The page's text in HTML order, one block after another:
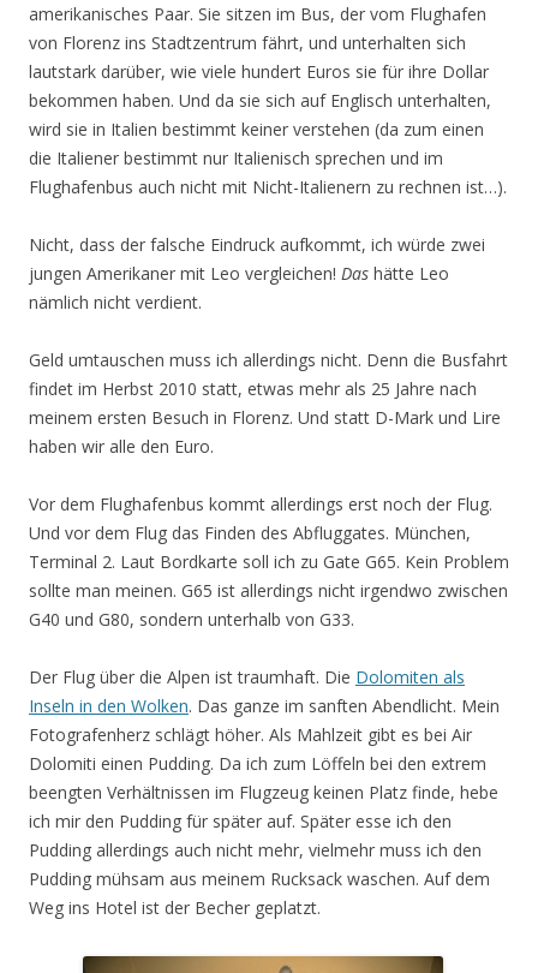
amerikanisches Paar. Sie sitzen im Bus, der vom Flughafen
von Florenz ins Stadtzentrum fährt, und unterhalten sich
lautstark darüber, wie viele hundert Euros sie für ihre Dollar
bekommen haben. Und da sie sich auf Englisch unterhalten,
wird sie in Italien bestimmt keiner verstehen (da zum einen
die Italiener bestimmt nur Italienisch sprechen und im
Flughafenbus auch nicht mit Nicht-Italienern zu rechnen ist…).
Nicht, dass der falsche Eindruck aufkommt, ich würde zwei
jungen Amerikaner mit Leo vergleichen! Das hätte Leo
nämlich nicht verdient.
Geld umtauschen muss ich allerdings nicht. Denn die Busfahrt
findet im Herbst 2010 statt, etwas mehr als 25 Jahre nach
meinem ersten Besuch in Florenz. Und statt D-Mark und Lire
haben wir alle den Euro.
Vor dem Flughafenbus kommt allerdings erst noch der Flug.
Und vor dem Flug das Finden des Abfluggates. München,
Terminal 2. Laut Bordkarte soll ich zu Gate G65. Kein Problem
sollte man meinen. G65 ist allerdings nicht irgendwo zwischen
G40 und G80, sondern unterhalb von G33.
Der Flug über die Alpen ist traumhaft. Die Dolomiten als
Inseln in den Wolken. Das ganze im sanften Abendlicht. Mein
Fotografenherz schlägt höher. Als Mahlzeit gibt es bei Air
Dolomiti einen Pudding. Da ich zum Löffeln bei den extrem
beengten Verhältnissen im Flugzeug keinen Platz finde, hebe
ich mir den Pudding für später auf. Später esse ich den
Pudding allerdings auch nicht mehr, vielmehr muss ich den
Pudding mühsam aus meinem Rucksack waschen. Auf dem
Weg ins Hotel ist der Becher geplatzt.